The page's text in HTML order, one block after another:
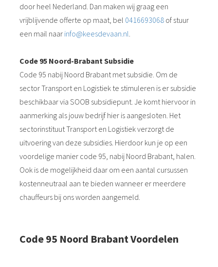
door heel Nederland. Dan maken wij graag een
vrijblijvende offerte op maat, bel 0416693068 of stuur
een mail naar info@keesdevaan.nl.
Code 95 Noord-Brabant Subsidie
Code 95 nabij Noord Brabant met subsidie. Om de
sector Transport en Logistiek te stimuleren is er subsidie
beschikbaar via SOOB subsidiepunt. Je komt hiervoor in
aanmerking als jouw bedrijf hier is aangesloten. Het
sectorinstituut Transport en Logistiek verzorgt de
uitvoering van deze subsidies. Hierdoor kun je op een
voordelige manier code 95, nabij Noord Brabant, halen.
Ook is de mogelijkheid daar om een aantal cursussen
kostenneutraal aan te bieden wanneer er meerdere
chauffeurs bij ons worden aangemeld.
Code 95 Noord Brabant Voordelen